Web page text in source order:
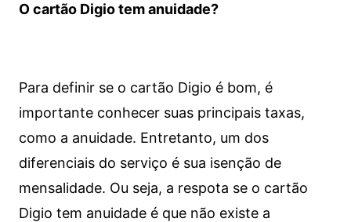
O cartão Digio tem anuidade?
Para definir se o cartão Digio é bom, é
importante conhecer suas principais taxas,
como a anuidade. Entretanto, um dos
diferenciais do serviço é sua isenção de
mensalidade. Ou seja, a respota se o cartão
Digio tem anuidade é que não existe a